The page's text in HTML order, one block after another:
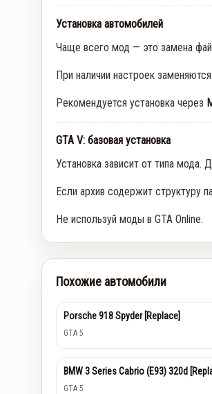
Установка автомобилей
Чаще всего мод — это замена
При наличии настроек
Рекомендуется установка через
GTA V: базовая установка
Установка зависит от типа
Если архив содержит структуру
Не используй моды в GTA Online.
Похожие автомобили
Porsche 918 Spyder [Replace]
GTA 5
BMW 3 Series Cabrio (E93) 320d
GTA 5